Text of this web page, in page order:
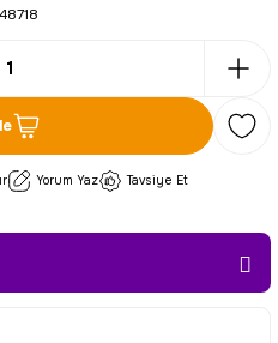
Yorum Yaz Tavsiye Et